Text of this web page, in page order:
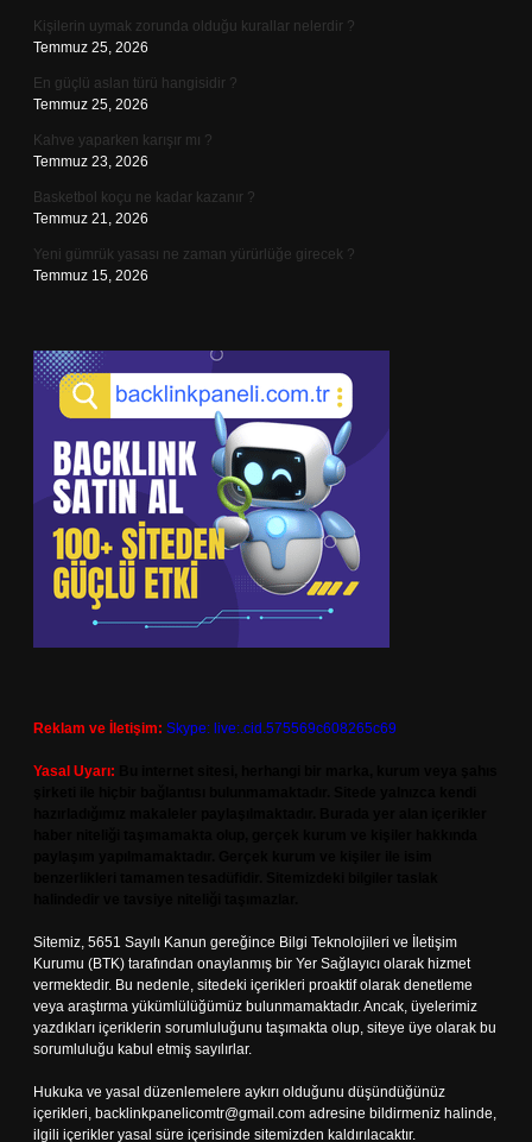
Kişilerin uymak zorunda olduğu kurallar nelerdir ?
Temmuz 25, 2026
En güçlü aslan türü hangisidir ?
Temmuz 25, 2026
Kahve yaparken karışır mı ?
Temmuz 23, 2026
Basketbol koçu ne kadar kazanır ?
Temmuz 21, 2026
Yeni gümrük yasası ne zaman yürürlüğe girecek ?
Temmuz 15, 2026
Reklam ve İletişim: Skype: live:.cid.575569c608265c69
Yasal Uyarı:
Sitemiz, 5651 Sayılı Kanun gereğince Bilgi Teknolojileri ve İletişim
Kurumu (BTK) tarafından onaylanmış bir Yer Sağlayıcı olarak hizmet
vermektedir. Bu nedenle, sitedeki içerikleri proaktif olarak denetleme
veya araştırma yükümlülüğümüz bulunmamaktadır. Ancak, üyelerimiz
yazdıkları içeriklerin sorumluluğunu taşımakta olup, siteye üye olarak bu
sorumluluğu kabul etmiş sayılırlar.
Hukuka ve yasal düzenlemelere aykırı olduğunu düşündüğünüz
içerikleri, backlinkpanelicomtr@gmail.com adresine bildirmeniz halinde,
ilgili içerikler yasal süre içerisinde sitemizden kaldırılacaktır.